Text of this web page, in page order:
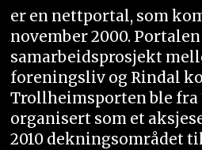
er en nettportal, som
november 2000.
samarbeidsprosjekt
foreningsliv og Rindal
Trollheimsporten ble fra
organisert som et
2010 dekningsområdet